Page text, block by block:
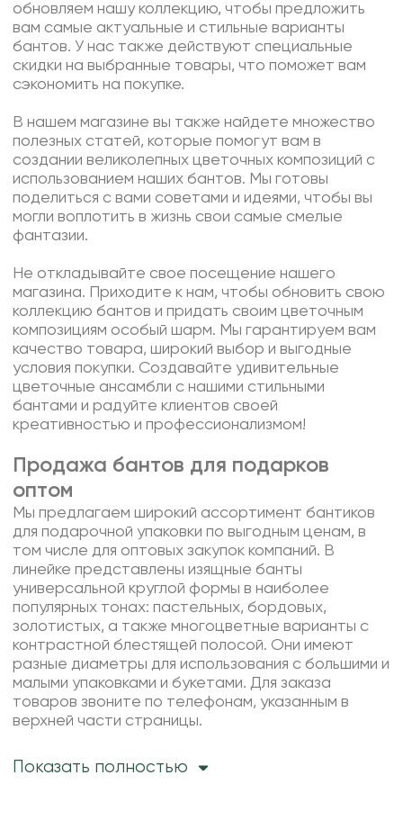
обновляем нашу коллекцию, чтобы предложить
вам самые актуальные и стильные варианты
бантов. У нас также действуют специальные
скидки на выбранные товары, что поможет вам
сэкономить на покупке.
В нашем магазине вы также найдете множество
полезных статей, которые помогут вам в
создании великолепных цветочных композиций с
использованием наших бантов. Мы готовы
поделиться с вами советами и идеями, чтобы вы
могли воплотить в жизнь свои самые смелые
фантазии.
Не откладывайте свое посещение нашего
магазина. Приходите к нам, чтобы обновить свою
коллекцию бантов и придать своим цветочным
композициям особый шарм. Мы гарантируем вам
качество товара, широкий выбор и выгодные
условия покупки. Создавайте удивительные
цветочные ансамбли с нашими стильными
бантами и радуйте клиентов своей
креативностью и профессионализмом!
Продажа бантов для подарков
оптом
Мы предлагаем широкий ассортимент бантиков
для подарочной упаковки по выгодным ценам, в
том числе для оптовых закупок компаний. В
линейке представлены изящные банты
универсальной круглой формы в наиболее
популярных тонах: пастельных, бордовых,
золотистых, а также многоцветные варианты с
контрастной блестящей полосой. Они имеют
разные диаметры для использования с большими и
малыми упаковками и букетами. Для заказа
товаров звоните по телефонам, указанным в
верхней части страницы.
Показать полностью